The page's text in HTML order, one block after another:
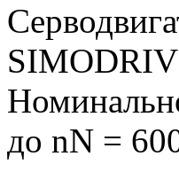
до nN =